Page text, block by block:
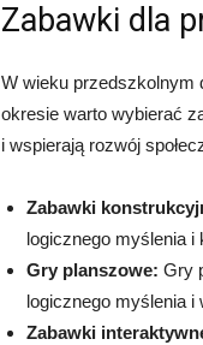
Zabawki dla
W wieku przedszkolnym
okresie warto wybierać
i wspierają rozwój
Zabawki
logicznego myślenia i
Gry planszowe: Gry
logicznego myślenia i
Zabawki